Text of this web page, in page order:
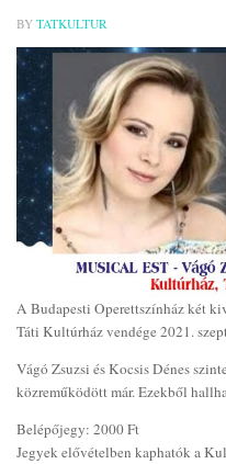
BY TATKULTUR
A Budapesti Operettszínház két
Táti Kultúrház vendége 2021.
Vágó Zsuzsi és Kocsis Dénes
közreműködött már. Ezekből
Belépőjegy: 2000 Ft
Jegyek elővételben kaphatók a